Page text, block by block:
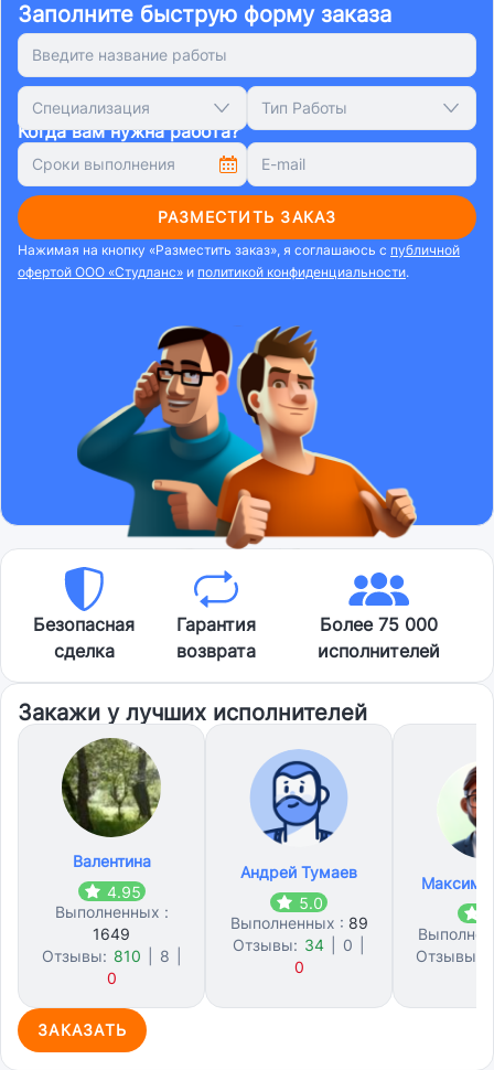
Заполните быструю форму заказа
Специализация Тип Работы
Когда вам нужна работа?
РАЗМЕСТИТЬ ЗАКАЗ
Нажимая на кнопку «Разместить заказ», я соглашаюсь с публичной
офертой ООО «Студланс» и политикой конфиденциальности.
Безопасная
сделка
Гарантия
возврата
Более 75 000
исполнителей
Закажи у лучших исполнителей
Валентина
4.95
Выполненных :
1649
Отзывы: 810 8
0
Андрей Тумаев
5.0
Выполненных : 89
Отзывы: 34 0
0
Максим
Отзывы:
ЗАКАЗАТЬ